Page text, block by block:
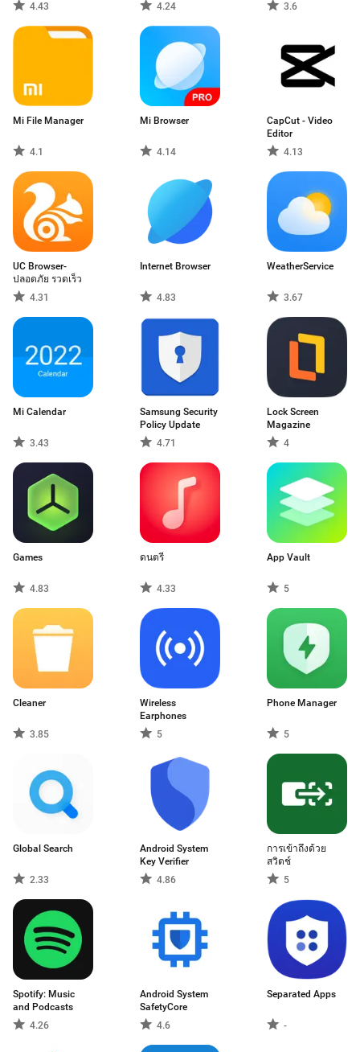
4.43 4.24 3.6
Mi File Manager
4.1
Mi Browser
4.14
CapCut - Video
Editor
4.13
UC Browser-
ปลอดภัย รวดเร็ว
4.31
Internet Browser
4.83
WeatherService
3.67
Mi Calendar
3.43
Samsung Security
Policy Update
4.71
Lock Screen
Magazine
4
Games
4.83
ดนตรี
4.33
App Vault
5
Cleaner
3.85
Wireless
Earphones
5
Phone Manager
5
Global Search
2.33
Android System
Key Verifier
4.86
การเข้าถึงด้วย
สวิตช์
5
Spotify: Music
and Podcasts
4.26
Android System
SafetyCore
4.6
Separated Apps
-